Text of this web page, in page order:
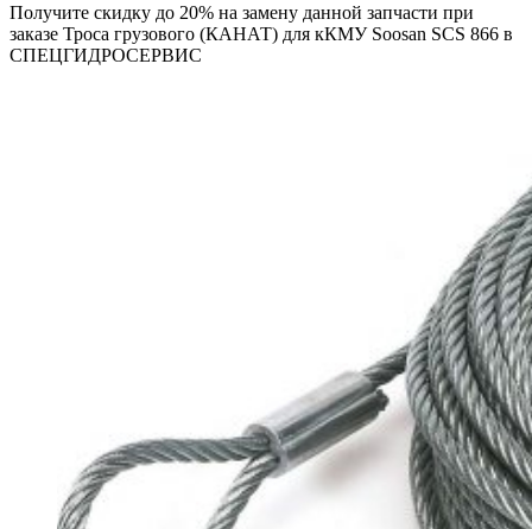
Получите скидку до 20% на замену данной запчасти при
заказе Троса грузового (КАНАТ) для кКМУ Soosan SCS 866 в
СПЕЦГИДРОСЕРВИС